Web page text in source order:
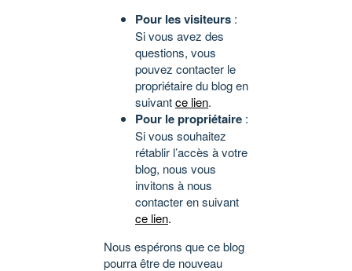
Pour les visiteurs :
Si vous avez des
questions, vous
pouvez contacter le
propriétaire du blog en
suivantce lien.
Pour le propriétaire :
Si vous souhaitez
rétablir l’accès à votre
blog, nous vous
invitons à nous
contacter en suivant
ce lien.
Nous espérons que ce blog
pourra être de nouveau